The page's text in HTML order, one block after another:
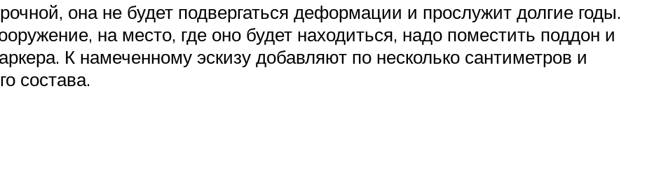
она не будет подвергаться деформации и прослужит долгие годы.
на место, где оно будет находиться, надо поместить поддон и
К намеченному эскизу добавляют по несколько сантиметров и
состава.